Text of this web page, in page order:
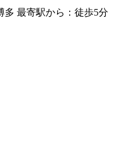
多 最寄駅から：徒歩5分